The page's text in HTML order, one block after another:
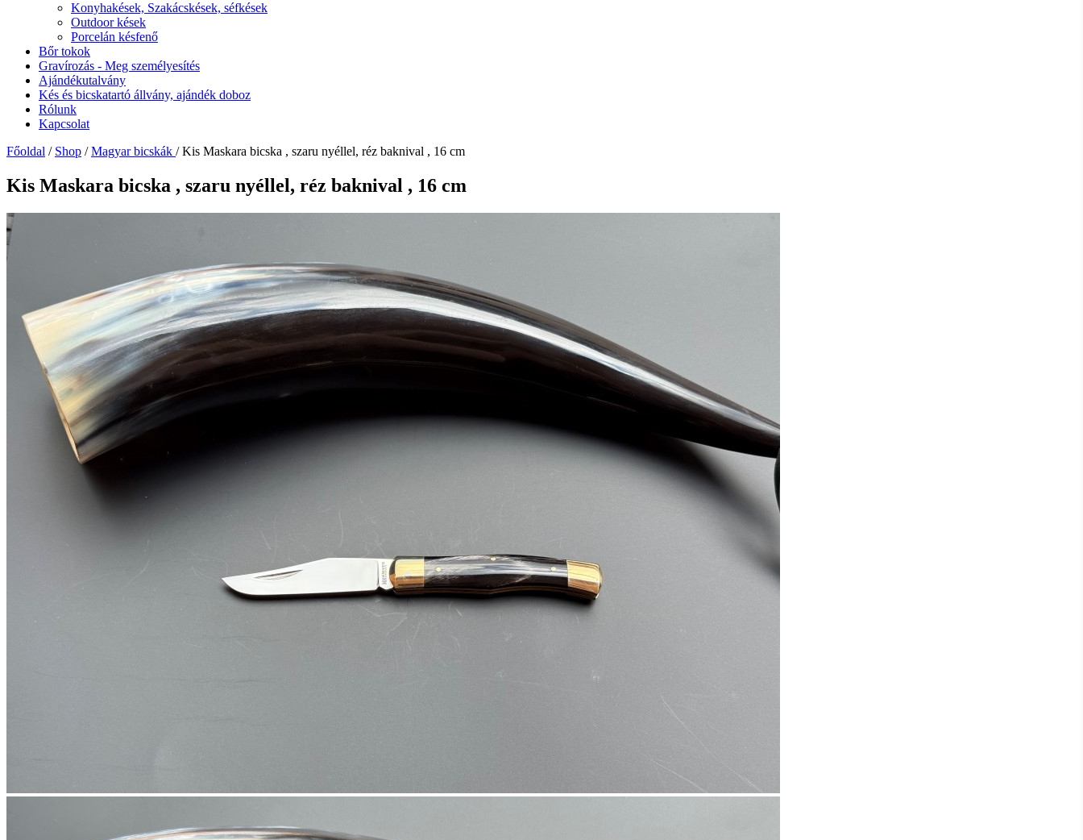
Konyhakések, Szakácskések, séfkések
Outdoor kések
Porcelán késfenő
Bőr tokok
Gravírozás - Meg személyesítés
Ajándékutalvány
Kés és bicskatartó állvány, ajándék doboz
Rólunk
Kapcsolat
Főoldal / Shop /Magyar bicskák / Kis Maskara bicska , szaru nyéllel, réz baknival , 16 cm
Kis Maskara bicska , szaru nyéllel, réz baknival , 16 cm